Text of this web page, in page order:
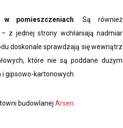
pomieszczeniach. Są również
z jednej strony wchłaniają nadmiar
doskonale sprawdzają się wewnątrz
które nie są poddane dużym
i gipsowo-kartonowych.
budowlanej Arsen.